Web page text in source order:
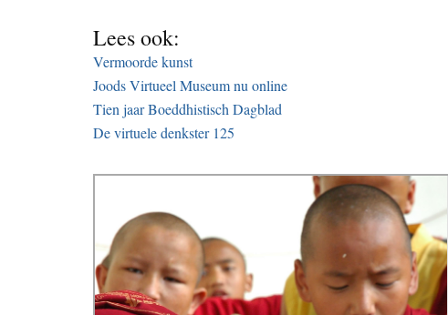
Lees ook:
Vermoorde kunst
Joods Virtueel Museum nu online
Tien jaar Boeddhistisch Dagblad
De virtuele denkster 125